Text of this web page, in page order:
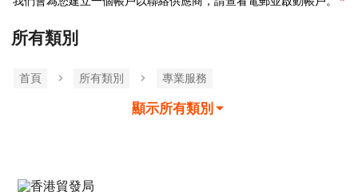
所有類別
首頁 所有類別 專業服務
顯示所有類別